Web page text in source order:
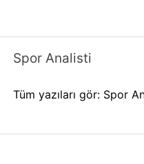
Spor Analisti
Tüm yazıları gör: Spor